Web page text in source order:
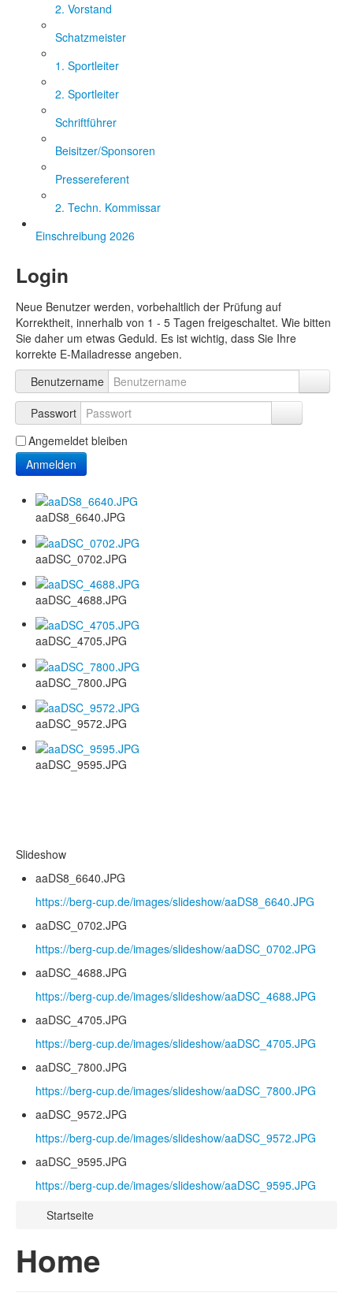
2. Vorstand
Schatzmeister
1. Sportleiter
2. Sportleiter
Schriftführer
Beisitzer/Sponsoren
Pressereferent
2. Techn. Kommissar
Einschreibung 2026
Login
Neue Benutzer werden, vorbehaltlich der Prüfung auf
Korrektheit, innerhalb von 1 - 5 Tagen freigeschaltet. Wie bitten
Sie daher um etwas Geduld. Es ist wichtig, dass Sie Ihre
korrekte E-Mailadresse angeben.
Benutzername
Passwort
Angemeldet bleiben
Anmelden
aaDS8_6640.JPG
aaDSC_0702.JPG
aaDSC_4688.JPG
aaDSC_4705.JPG
aaDSC_7800.JPG
aaDSC_9572.JPG
aaDSC_9595.JPG
Slideshow
aaDS8_6640.JPG
https://berg-cup.de/images/slideshow/aaDS8_6640.JPG
aaDSC_0702.JPG
https://berg-cup.de/images/slideshow/aaDSC_0702.JPG
aaDSC_4688.JPG
https://berg-cup.de/images/slideshow/aaDSC_4688.JPG
aaDSC_4705.JPG
https://berg-cup.de/images/slideshow/aaDSC_4705.JPG
aaDSC_7800.JPG
https://berg-cup.de/images/slideshow/aaDSC_7800.JPG
aaDSC_9572.JPG
https://berg-cup.de/images/slideshow/aaDSC_9572.JPG
aaDSC_9595.JPG
https://berg-cup.de/images/slideshow/aaDSC_9595.JPG
Startseite
Home